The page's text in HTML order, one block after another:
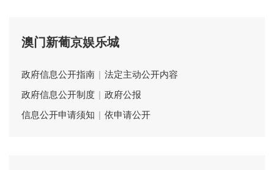
澳门新葡京娱乐城
政府信息公开指南 | 法定主动公开内容
政府信息公开制度 | 政府公报
信息公开申请须知 | 依申请公开